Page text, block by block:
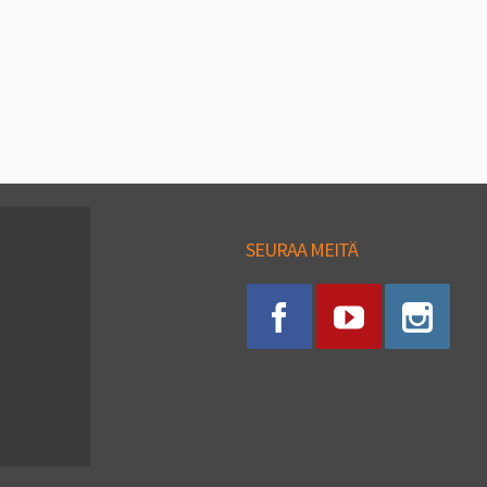
SEURAA MEITÄ